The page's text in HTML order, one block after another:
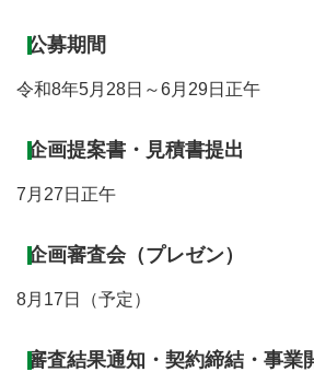
公募期間
令和8年5月28日～6月29日正午
企画提案書・見積書提出
7月27日正午
企画審査会（プレゼン）
8月17日（予定）
審査結果通知・契約締結・事業